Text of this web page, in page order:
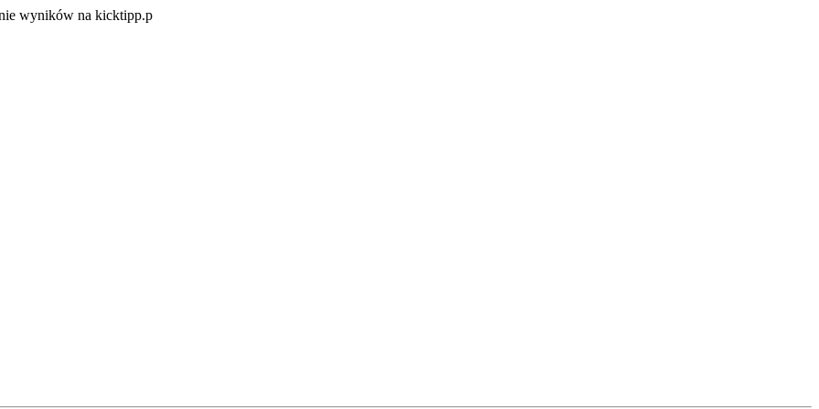
wyników na kicktipp.pZacznij